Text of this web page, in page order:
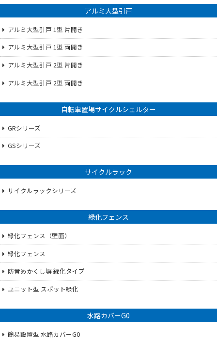
アルミ大型引戸
アルミ大型引戸 1型 片開き
アルミ大型引戸 1型 両開き
アルミ大型引戸 2型 片開き
アルミ大型引戸 2型 両開き
自転車置場サイクルシェルター
GRシリーズ
GSシリーズ
サイクルラック
サイクルラックシリーズ
緑化フェンス
緑化フェンス（壁面）
緑化フェンス
防音めかくし塀 緑化タイプ
ユニット型 スポット緑化
水路カバーG0
簡易設置型 水路カバーG0